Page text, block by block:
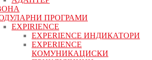
ПРОГРАМИ
EXPIRIENCE
EXPERIENCE ИНДИКАТОРИ
EXPERIENCE
КОМУНИКАЦИСКИ